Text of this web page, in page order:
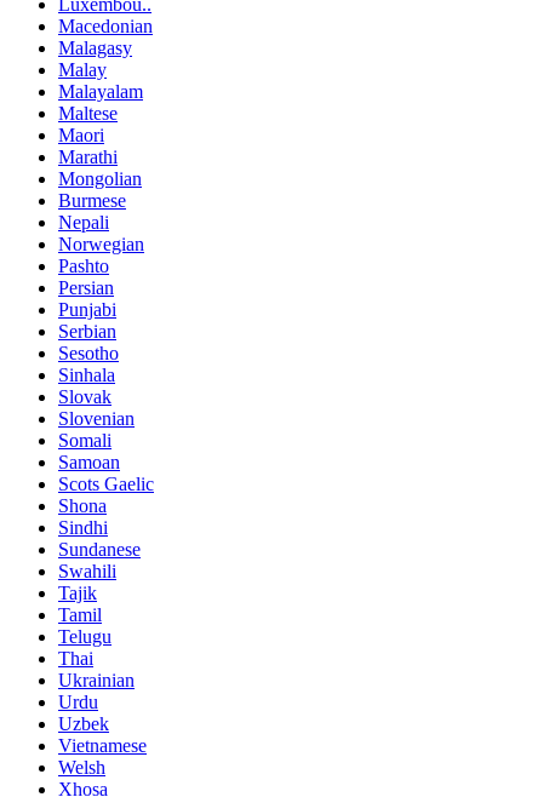
Luxembou..
Macedonian
Malagasy
Malay
Malayalam
Maltese
Maori
Marathi
Mongolian
Burmese
Nepali
Norwegian
Pashto
Persian
Punjabi
Serbian
Sesotho
Sinhala
Slovak
Slovenian
Somali
Samoan
Scots Gaelic
Shona
Sindhi
Sundanese
Swahili
Tajik
Tamil
Telugu
Thai
Ukrainian
Urdu
Uzbek
Vietnamese
Welsh
Xhosa